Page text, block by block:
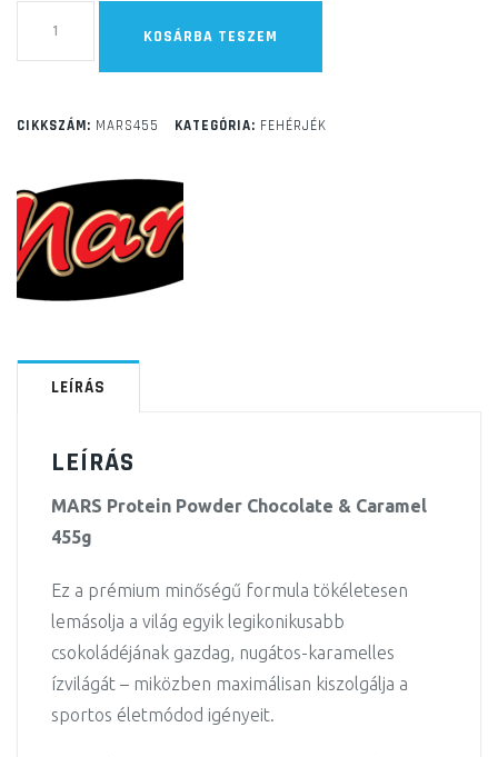
KOSÁRBA TESZEM
CIKKSZÁM: MARS455 KATEGÓRIA: FEHÉRJÉK
LEÍRÁS
LEÍRÁS
MARS Protein Powder Chocolate & Caramel
455g
Ez a prémium minőségű formula tökéletesen
lemásolja a világ egyik legikonikusabb
csokoládéjának gazdag, nugátos-karamelles
ízvilágát – miközben maximálisan kiszolgálja a
sportos életmódod igényeit.